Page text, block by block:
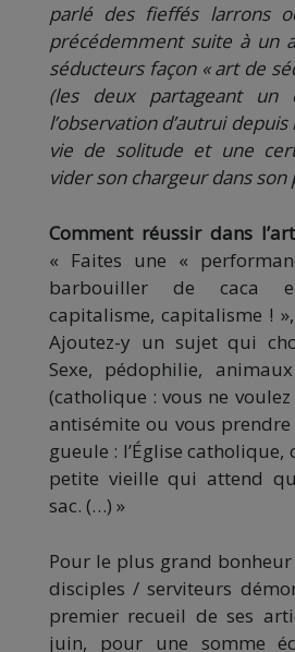
parlé des fieffés larrons
précédemment suite à un
séducteurs façon « art de
(les deux partageant un
l’observation d’autrui
vie de solitude et une
vider son chargeur dans son
Comment réussir dans
« Faites une «
barbouiller de caca
capitalisme, capitalisme !
Ajoutez-y un sujet qui
Sexe, pédophilie,
(catholique : vous ne
antisémite ou vous
gueule : l’Église catholique,
petite vieille qui attend
sac. (…) »
Pour le plus grand
disciples / serviteurs
premier recueil de ses
juin, pour une somme